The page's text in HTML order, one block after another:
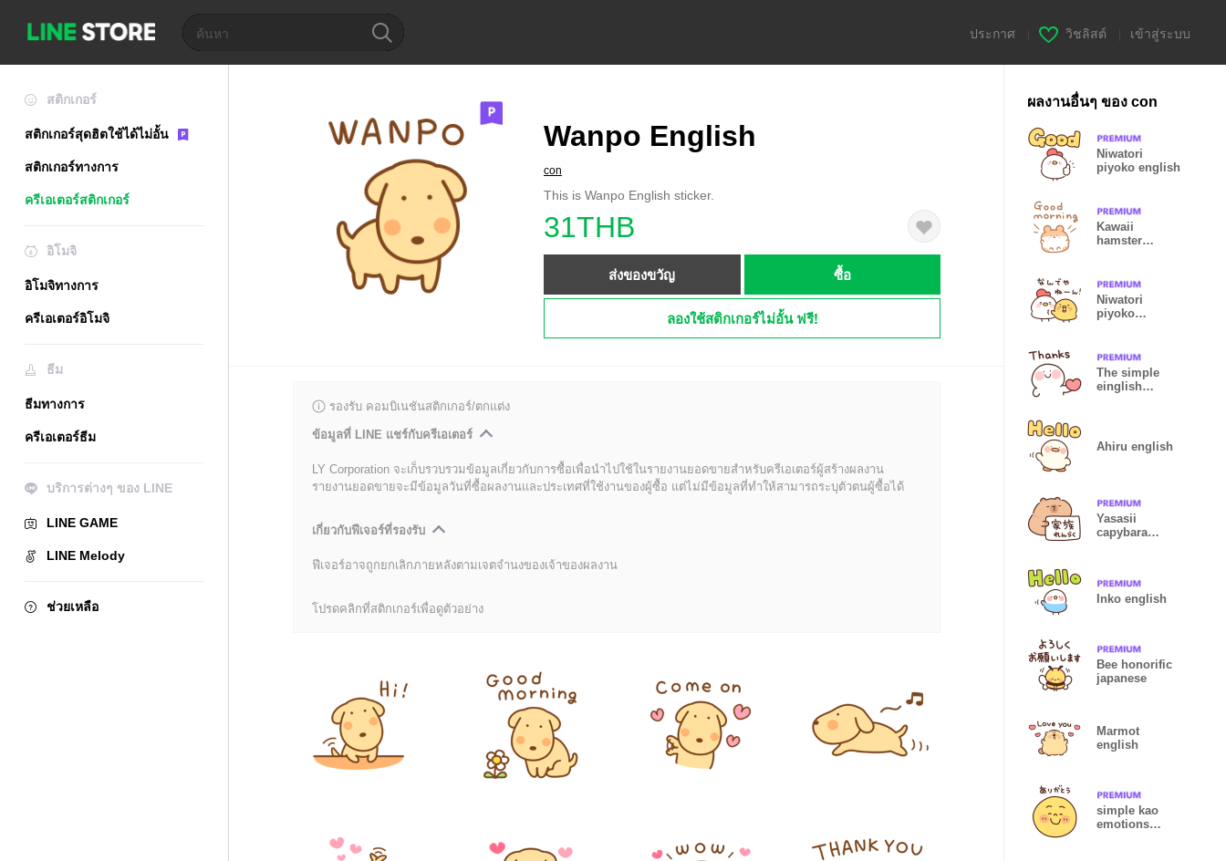
ประกาศ วิชลิสต์ เข้าสู่ระบบ
สติกเกอร์
สติกเกอร์สุดฮิตใช้ได้ไม่อั้น
สติกเกอร์ทางการ
ครีเอเตอร์สติกเกอร์
อิโมจิ
อิโมจิทางการ
ครีเอเตอร์อิโมจิ
ธีม
ธีมทางการ
ครีเอเตอร์ธีม
บริการต่างๆ ของ LINE
LINE GAME
LINE Melody
ช่วยเหลือ
Wanpo English
con
This is Wanpo English sticker.
31THB
ส่งของขวัญ ซื้อ
ลองใช้สติกเกอร์ไม่อั้น ฟรี!
รองรับ คอมบิเนชันสติกเกอร์/ตกแต่ง
ข้อมูลที่ LINE แชร์กับครีเอเตอร์
LY Corporation จะเก็บรวบรวมข้อมูลเกี่ยวกับการซื้อเพื่อนำไปใช้ในรายงานยอดขายสำหรับครีเอเตอร์ผู้สร้างผลงาน
รายงานยอดขายจะมีข้อมูลวันที่ซื้อผลงานและประเทศที่ใช้งานของผู้ซื้อ แต่ไม่มีข้อมูลที่ทำให้สามารถระบุตัวตนผู้ซื้อได้
เกี่ยวกับฟีเจอร์ที่รองรับ
ฟีเจอร์อาจถูกยกเลิกภายหลังตามเจตจำนงของเจ้าของผลงาน
โปรดคลิกที่สติกเกอร์เพื่อดูตัวอย่าง
ผลงานอื่นๆ ของ con
Niwatori
piyoko english
Kawaii
hamster
Niwatori
piyoko
The simple
einglish
Ahiru english
Yasasii
capybara
Inko english
Bee honorific
japanese
Marmot
english
simple kao
emotions